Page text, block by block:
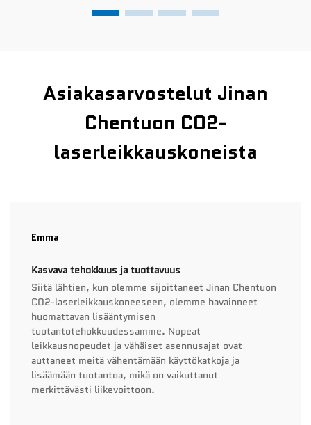
Asiakasarvostelut Jinan
Chentuon CO2-
laserleikkauskoneista
Emma
Kasvava tehokkuus ja tuottavuus
Siitä lähtien, kun olemme sijoittaneet Jinan Chentuon
CO2-laserleikkauskoneeseen, olemme havainneet
huomattavan lisääntymisen
tuotantotehokkuudessamme. Nopeat
leikkausnopeudet ja vähäiset asennusajat ovat
auttaneet meitä vähentämään käyttökatkoja ja
lisäämään tuotantoa, mikä on vaikuttanut
merkittävästi liikevoittoon.